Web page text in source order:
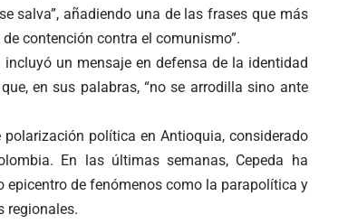
salva”, añadiendo una de las frases que más
contención contra el comunismo”.
un mensaje en defensa de la identidad
en sus palabras, “no se arrodilla sino ante
política en Antioquia, considerado
En las últimas semanas, Cepeda ha
de fenómenos como la parapolítica y
regionales.